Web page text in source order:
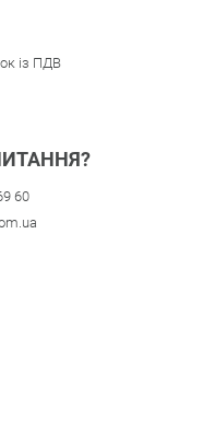
із ПДВ
60